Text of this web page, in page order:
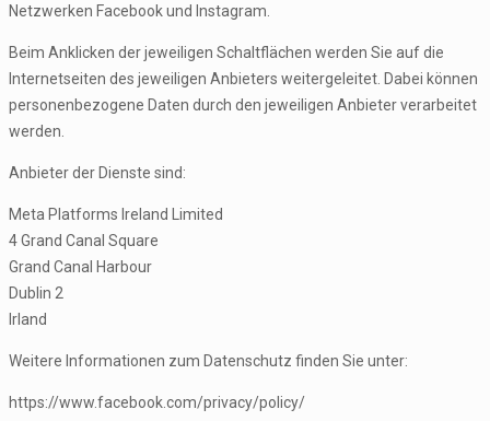
Netzwerken Facebook und Instagram.
Beim Anklicken der jeweiligen Schaltflächen werden Sie auf die
Internetseiten des jeweiligen Anbieters weitergeleitet. Dabei können
personenbezogene Daten durch den jeweiligen Anbieter verarbeitet
werden.
Anbieter der Dienste sind:
Meta Platforms Ireland Limited
4 Grand Canal Square
Grand Canal Harbour
Dublin 2
Irland
Weitere Informationen zum Datenschutz finden Sie unter:
https://www.facebook.com/privacy/policy/